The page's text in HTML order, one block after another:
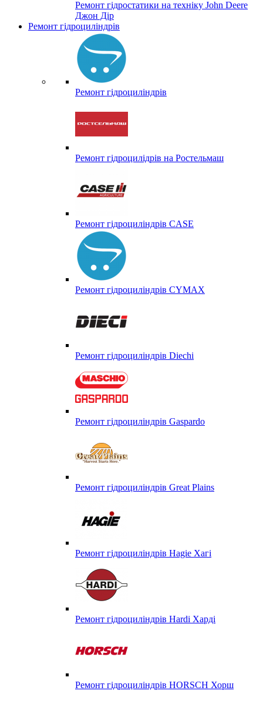
Ремонт гідростатики на техніку John Deere
Джон Дір
Ремонт гідроциліндрів
Ремонт гідроциліндрів
Ремонт гідроцилідрів на Ростельмаш
Ремонт гідроциліндрів CASE
Ремонт гідроциліндрів CYMAX
Ремонт гідроциліндрів Diechi
Ремонт гідроциліндрів Gaspardo
Ремонт гідроциліндрів Great Plains
Ремонт гідроциліндрів Hagie Хагі
Ремонт гідроциліндрів Hardi Харді
Ремонт гідроциліндрів HORSCH Хорш